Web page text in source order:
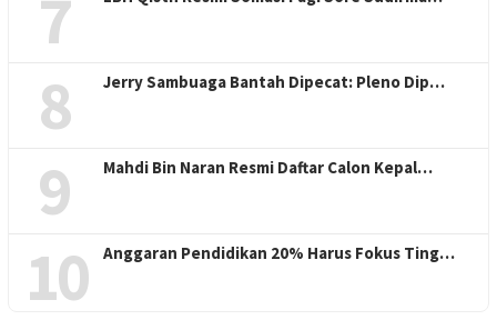
7
8 Jerry Sambuaga Bantah Dipecat: Pleno Dip…
9 Mahdi Bin Naran Resmi Daftar Calon Kepal…
10 Anggaran Pendidikan 20% Harus Fokus Ting…